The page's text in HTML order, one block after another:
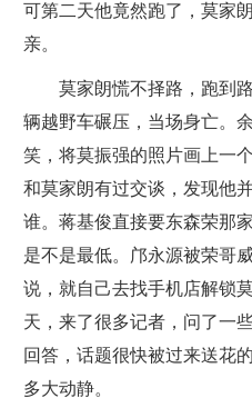
可第二天他竟然跑了，莫家
亲。
莫家朗慌不择路，跑到
辆越野车碾压，当场身亡。
笑，将莫振强的照片画上一
和莫家朗有过交谈，发现他
谁。蒋基俊直接要东森荣那
是不是最低。邝永源被荣哥
说，就自己去找手机店解锁
天，来了很多记者，问了一
回答，话题很快被过来送花
多大动静。